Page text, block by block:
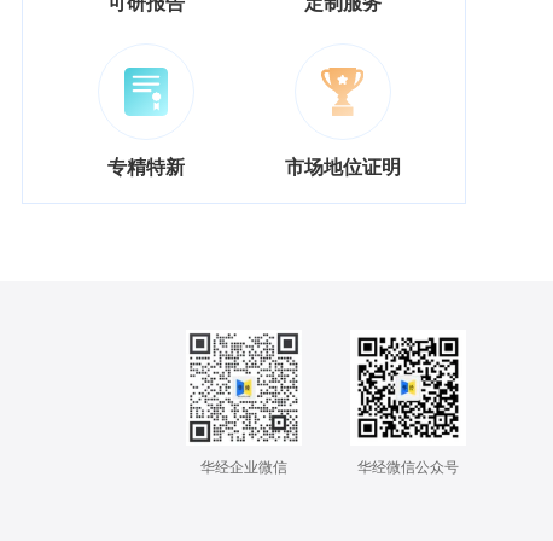
专精特新 市场地位证明
华经企业微信 华经微信公众号